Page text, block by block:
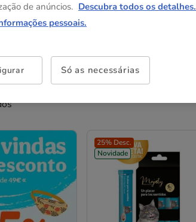
25% Desc.
Novidade
de anúncios. Descubra todos os detalhes.
pessoais.
Só as necessárias